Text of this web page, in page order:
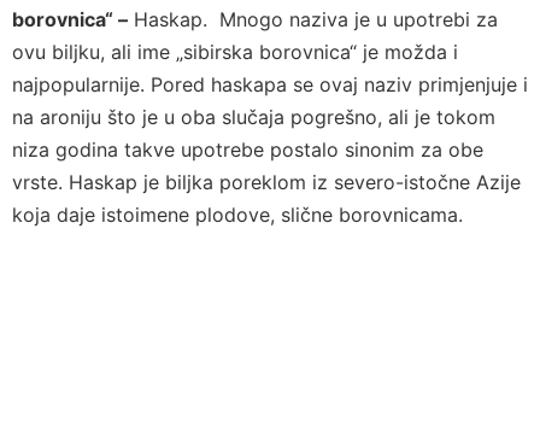
borovnica“ – Haskap. Mnogo naziva je u upotrebi za
ovu biljku, ali ime „sibirska borovnica“ je možda i
najpopularnije. Pored haskapa se ovaj naziv primjenjuje i
na aroniju što je u oba slučaja pogrešno, ali je tokom
niza godina takve upotrebe postalo sinonim za obe
vrste. Haskap je biljka poreklom iz severo-istočne Azije
koja daje istoimene plodove, slične borovnicama.